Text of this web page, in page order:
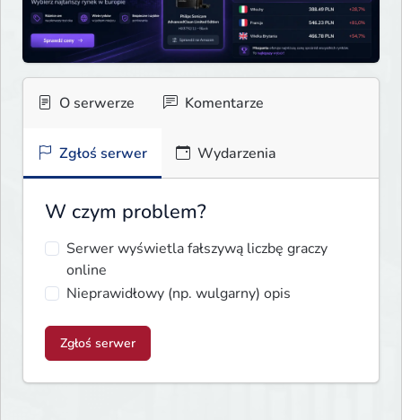
O serwerze Komentarze
Zgłoś serwer Wydarzenia
W czym problem?
Serwer wyświetla fałszywą liczbę graczy
online
Nieprawidłowy (np. wulgarny) opis
Zgłoś serwer